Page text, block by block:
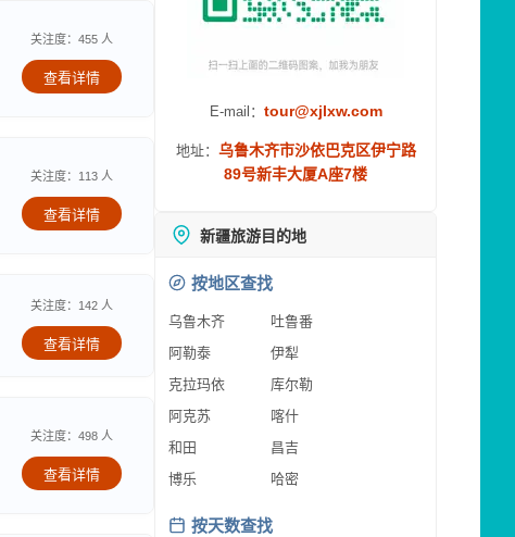
关注度：455 人
查看详情
关注度：113 人
查看详情
关注度：142 人
查看详情
关注度：498 人
查看详情
E-mail： tour@xjlxw.com
地址： 乌鲁木齐市沙依巴克区伊宁路
89号新丰大厦A座7楼
新疆旅游目的地
按地区查找
乌鲁木齐
吐鲁番
阿勒泰
伊犁
克拉玛依
库尔勒
阿克苏
喀什
和田
昌吉
博乐
哈密
按天数查找